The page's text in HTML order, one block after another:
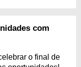
com
o final de